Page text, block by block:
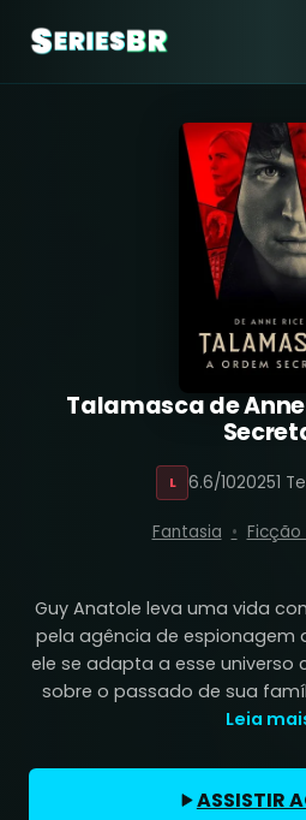
Talamasca de Anne
L 6.6/1020251
Fantasia
Guy Anatole leva uma vida
pela agência de espionagem
ele se adapta a esse universo
sobre o passado de sua
Leia
ASSISTIR